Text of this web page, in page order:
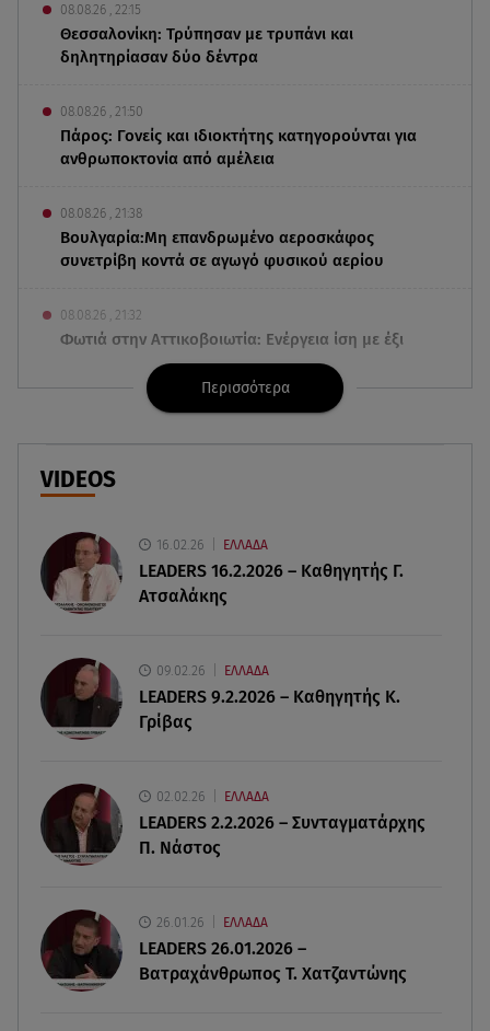
08.08.26 , 22:15
Θεσσαλονίκη: Τρύπησαν με τρυπάνι και
δηλητηρίασαν δύο δέντρα
08.08.26 , 21:50
Πάρος: Γονείς και ιδιοκτήτης κατηγορούνται για
ανθρωποκτονία από αμέλεια
08.08.26 , 21:38
Βουλγαρία:Μη επανδρωμένο αεροσκάφος
συνετρίβη κοντά σε αγωγό φυσικού αερίου
08.08.26 , 21:32
Φωτιά στην Αττικοβοιωτία: Ενέργεια ίση με έξι
ατομικές βόμβες
«Ισλαμικό ΝΑΤΟ»: Πώς επηρεάζεται η Ελλάδα
Τραγωδία στην Πάρο: Νεκρό 4χρονο παιδί σε
πισίνα
500 για το 2026
08.08.26 , 17:45
Εριέττα Κούρκουλου: Η συγκινητική ανάρτηση
08.08.26 , 17:44
Νεκρή μεγαλόσωμη αρκούδα στην Καστοριά,
πιθανόν από πυροβολισμό
08.08.26 , 17:32
Τζο Μπάιντεν: Ο καρκίνος έχει εξαπλωθεί - Η
ανακοίνωση του γιου του
Περισσότερα
VIDEOS
16.02.26 ΕΛΛΑΔΑ
LEADERS 16.2.2026 – Καθηγητής Γ.
Ατσαλάκης
09.02.26 ΕΛΛΑΔΑ
LEADERS 9.2.2026 – Καθηγητής Κ.
Γρίβας
02.02.26 ΕΛΛΑΔΑ
LEADERS 2.2.2026 – Συνταγματάρχης
Π. Νάστος
26.01.26 ΕΛΛΑΔΑ
LEADERS 26.01.2026 –
Βατραχάνθρωπος Τ. Χατζαντώνης